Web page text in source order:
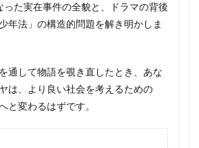
った実在事件の全貌と、ドラマの背後
年法」の構造的問題を解き明かしま
通して物語を覗き直したとき、あな
は、より良い社会を考えるための
と変わるはずです。